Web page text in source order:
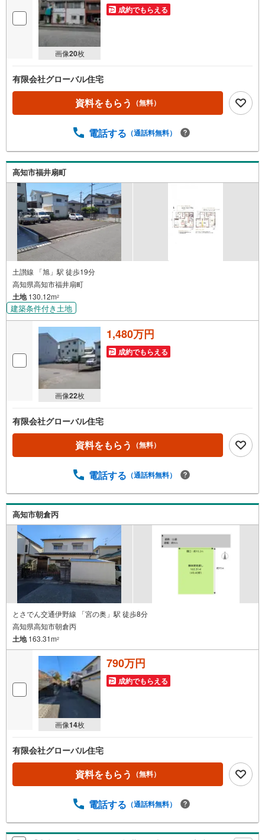
画像20枚
成約でもらえる
有限会社グローバル住宅
資料をもらう （無料）
電話する （通話料無料）
高知市福井扇町
土讃線 「旭」駅 徒歩19分
高知県高知市福井扇町
土地130.12m2
建築条件付き土地
画像22枚
1,480万円
成約でもらえる
有限会社グローバル住宅
資料をもらう （無料）
電話する （通話料無料）
高知市朝倉丙
とさでん交通伊野線 「宮の奥」駅 徒歩8分
高知県高知市朝倉丙
土地163.31m2
画像14枚
790万円
成約でもらえる
有限会社グローバル住宅
資料をもらう （無料）
電話する （通話料無料）